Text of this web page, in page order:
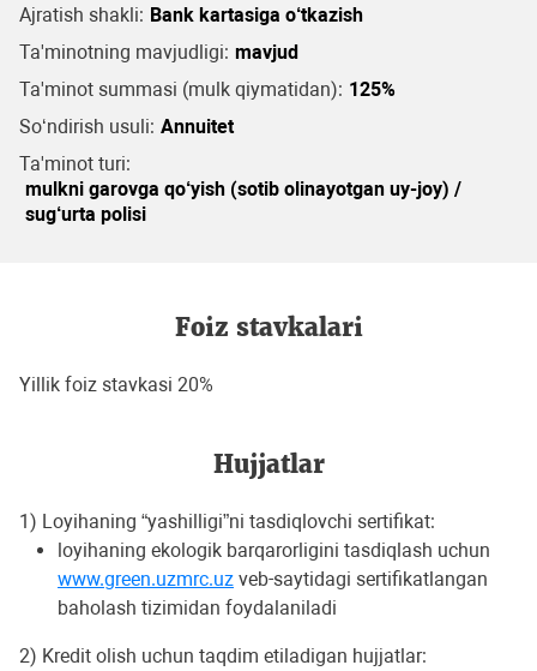
Ajratish shakli: Bank kartasiga o‘tkazish
Ta'minotning mavjudligi: mavjud
Ta'minot summasi (mulk qiymatidan): 125%
So‘ndirish usuli: Annuitet
Ta'minot turi:
mulkni garovga qo‘yish (sotib olinayotgan uy-joy) /
sug‘urta polisi
Foiz stavkalari
Yillik foiz stavkasi 20%
Hujjatlar
1) Loyihaning “yashilligi”ni tasdiqlovchi sertifikat:
loyihaning ekologik barqarorligini tasdiqlash uchun
www.green.uzmrc.uz veb-saytidagi sertifikatlangan
baholash tizimidan foydalaniladi
2) Kredit olish uchun taqdim etiladigan hujjatlar: